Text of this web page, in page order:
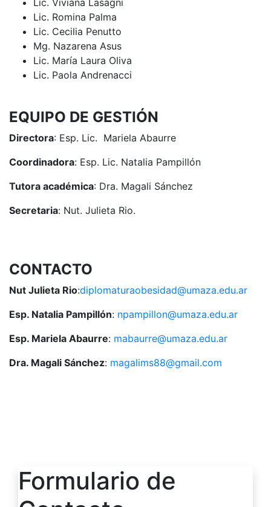
Lic. Viviana Lasagni
Lic. Romina Palma
Lic. Cecilia Penutto
Mg. Nazarena Asus
Lic. María Laura Oliva
Lic. Paola Andrenacci
EQUIPO DE GESTIÓN
Directora: Esp. Lic. Mariela Abaurre
Coordinadora: Esp. Lic. Natalia Pampillón
Tutora académica: Dra. Magali Sánchez
Secretaria: Nut. Julieta Rio.
CONTACTO
Nut Julieta Rio:diplomaturaobesidad@umaza.edu.ar
Esp. Natalia Pampillón: npampillon@umaza.edu.ar
Esp. Mariela Abaurre: mabaurre@umaza.edu.ar
Dra. Magali Sánchez: magalims88@gmail.com
Formulario de